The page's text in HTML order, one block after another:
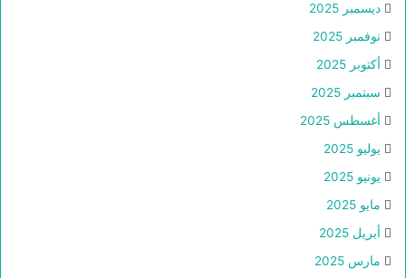
ديسمبر 2025
نوفمبر 2025
أكتوبر 2025
سبتمبر 2025
أغسطس 2025
يوليو 2025
يونيو 2025
مايو 2025
أبريل 2025
مارس 2025